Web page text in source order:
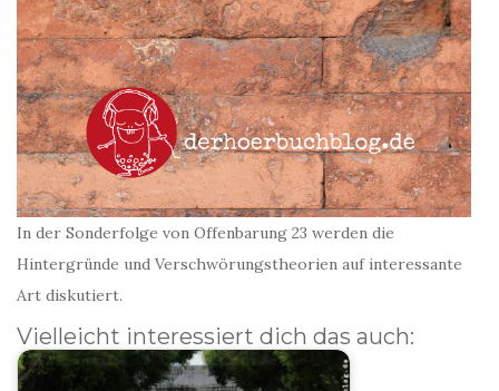
In der Sonderfolge von Offenbarung 23 werden die
Hintergründe und Verschwörungstheorien auf interessante
Art diskutiert.
Vielleicht interessiert dich das auch: